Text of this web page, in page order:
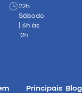
22h
Sábado
| 6h às
12h
Principais
Blog